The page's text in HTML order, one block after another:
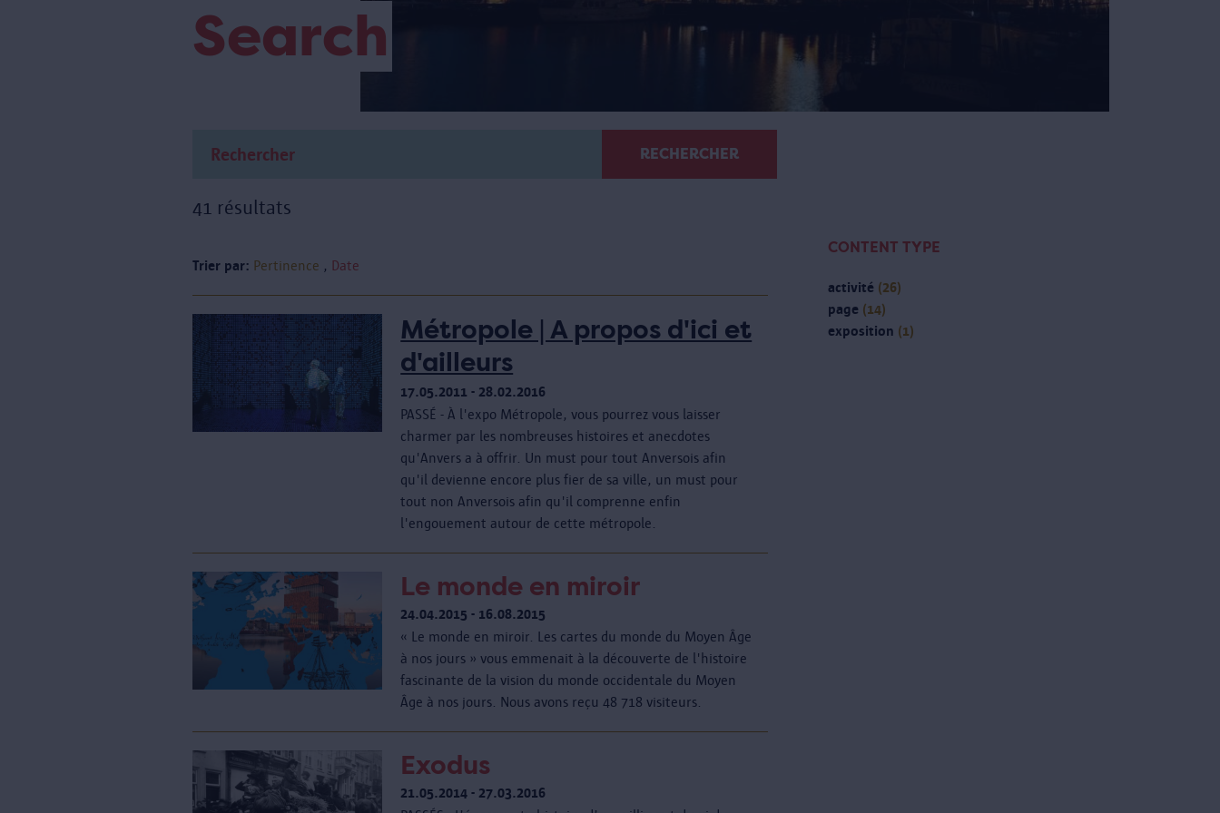
Search
RECHERCHER
41 résultats
CONTENT TYPE
activité (26)
page (14)
exposition (1)
Trier par: Pertinence Date
Métropole | A propos d'ici et
d'ailleurs
17.05.2011 - 28.02.2016
PASSÉ - À l'expo Métropole, vous pourrez vous laisser
charmer par les nombreuses histoires et anecdotes
qu'Anvers a à offrir. Un must pour tout Anversois afin
qu'il devienne encore plus fier de sa ville, un must pour
tout non Anversois afin qu'il comprenne enfin
l'engouement autour de cette métropole.
Le monde en miroir
24.04.2015 - 16.08.2015
« Le monde en miroir. Les cartes du monde du Moyen Âge
à nos jours » vous emmenait à la découverte de l'histoire
fascinante de la vision du monde occidentale du Moyen
Âge à nos jours. Nous avons reçu 48 718 visiteurs.
Exodus
21.05.2014 - 27.03.2016